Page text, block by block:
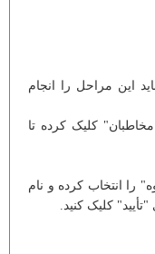
این مراحل را انجام
کلیک کرده تا
را انتخاب کرده و نام
کلیک کنید.